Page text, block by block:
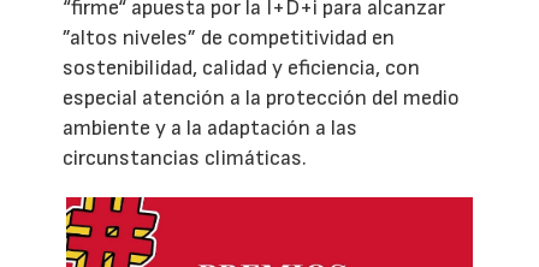
“firme“ apuesta por la I+D+i para alcanzar
”altos niveles” de competitividad en
sostenibilidad, calidad y eficiencia, con
especial atención a la protección del medio
ambiente y a la adaptación a las
circunstancias climáticas.